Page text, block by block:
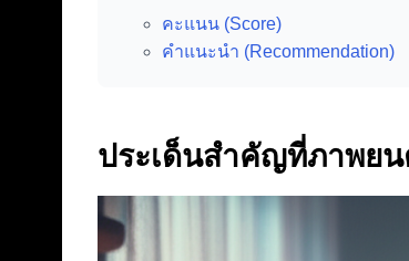
คะแนน (Score)
คำแนะนำ (Recommendation)
ประเด็นสำคัญที่ภาพย